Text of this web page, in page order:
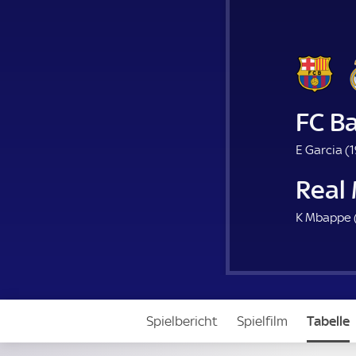
FC
E Garcia (
Real
K Mbappe
Spielbericht Spielfilm Tabelle